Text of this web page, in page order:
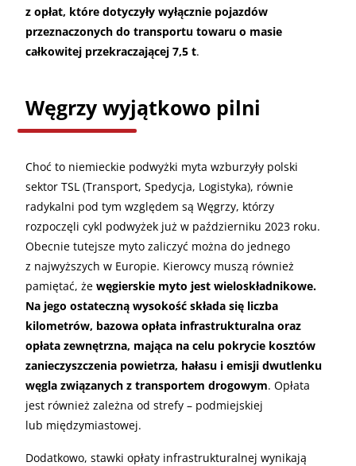
z opłat, które dotyczyły wyłącznie pojazdów
przeznaczonych do transportu towaru o masie
całkowitej przekraczającej 7,5 t.
Węgrzy wyjątkowo pilni
Choć to niemieckie podwyżki myta wzburzyły polski
sektor TSL (Transport, Spedycja, Logistyka), równie
radykalni pod tym względem są Węgrzy, którzy
rozpoczęli cykl podwyżek już w październiku 2023 roku.
Obecnie tutejsze myto zaliczyć można do jednego
z najwyższych w Europie. Kierowcy muszą również
pamiętać, że węgierskie myto jest wieloskładnikowe.
Na jego ostateczną wysokość składa się liczba
kilometrów, bazowa opłata infrastrukturalna oraz
opłata zewnętrzna, mająca na celu pokrycie kosztów
zanieczyszczenia powietrza, hałasu i emisji dwutlenku
węgla związanych z transportem drogowym. Opłata
jest również zależna od strefy – podmiejskiej
lub międzymiastowej.
Dodatkowo, stawki opłaty infrastrukturalnej wynikają